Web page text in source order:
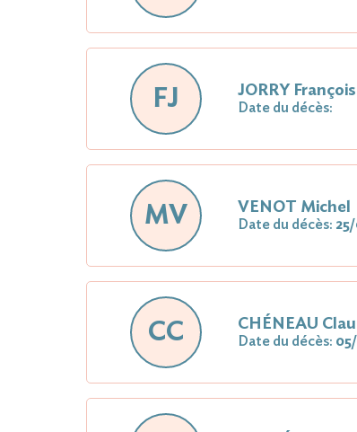
FJ JORRY
Date du décès:
MV VENOT Michel
Date du décès:
CC CHÉNEAU
Date du décès: